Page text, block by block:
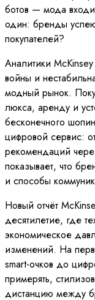
ботов — мода
один: бренды
покупателей?
Аналитики
войны и
модный рынок.
люкса, аренду и
бесконечного
цифровой сервис:
рекомендаций
показывает, что
и способы
Новый отчёт
десятилетие, где
экономическое
изменений. На
smart-очков до
примерять,
дистанцию между